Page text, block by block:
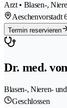
Arzt • Blasen-,
Aeschenvorstadt
Termin reservieren
Dr. med.
Blasen-, Nieren-
Geschlossen